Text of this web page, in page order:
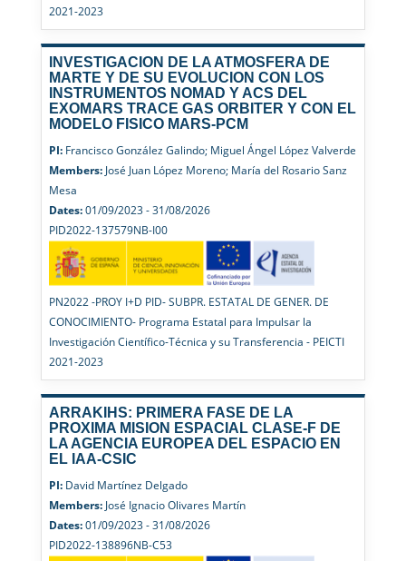
2021-2023
INVESTIGACION DE LA ATMOSFERA DE
MARTE Y DE SU EVOLUCION CON LOS
INSTRUMENTOS NOMAD Y ACS DEL
EXOMARS TRACE GAS ORBITER Y CON EL
MODELO FISICO MARS-PCM
PI:Francisco González Galindo; Miguel Ángel López Valverde
Members:José Juan López Moreno; María del Rosario Sanz
Mesa
Dates:01/09/2023 - 31/08/2026
PID2022-137579NB-I00
PN2022 -PROY I+D PID- SUBPR. ESTATAL DE GENER. DE
CONOCIMIENTO- Programa Estatal para Impulsar la
Investigación Científico-Técnica y su Transferencia - PEICTI
2021-2023
ARRAKIHS: PRIMERA FASE DE LA
PROXIMA MISION ESPACIAL CLASE-F DE
LA AGENCIA EUROPEA DEL ESPACIO EN
EL IAA-CSIC
PI:David Martínez Delgado
Members:José Ignacio Olivares Martín
Dates:01/09/2023 - 31/08/2026
PID2022-138896NB-C53